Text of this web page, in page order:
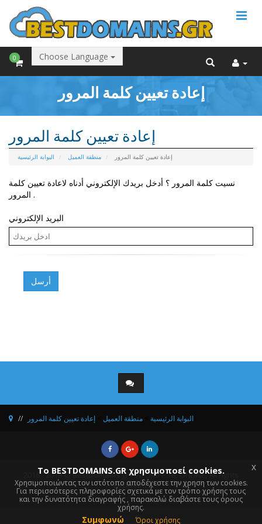
0 Choose Language
إعادة تعيين كلمة المرور
إعادة تعيين كلمة المرور
البوابة الرئيسية منطقة العميل إعادة تعيين كلمة المرور
نسيت كلمة المرور ؟ أدخل بريدك الإلكتروني أدناه لاعادة تعيين كلمة
المرور .
البريد الإلكتروني
أرسل
البوابة الرئيسية منطقة العميل إعادة تعيين كلمة المرور
2016 - 2018 © BestDomains.gr - INFOMARINE ONLINE, All rights
reserved.
Το BESTDOMAINS.GR χρησιμοποεί cookies.
Χρησιμοποιώντας τον ιστότοπο αποδέχεστε την χρηση των cookies.
Για περισσότερες πληροφορίες σχετικά με τον τρόπο χρήσης τους
και την δυνατότητα διαγραφής , παρακαλώ διαβάστε τους όρους
χρήσης.
Συμφωνώ Όροι χρήσης
x